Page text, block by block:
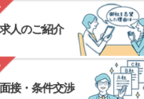
求人のご紹介
面接・条件交渉